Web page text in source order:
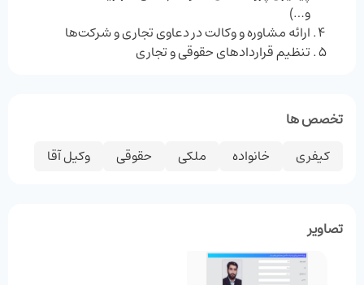
و…)
ارائه مشاوره و وکالت در دعاوی تجاری و شرکت‌ها
تنظیم قراردادهای حقوقی و تجاری
تخصص ها
کیفری خانواده ملکی حقوقی وکیل آقا
تصاویر